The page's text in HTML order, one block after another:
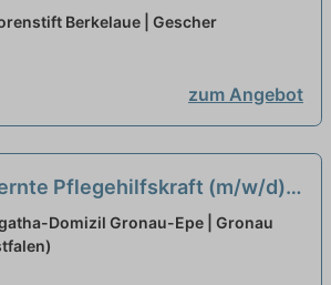
- Komm in unser
Berkelaue | Gescher
zum Angebot
Pflegehilfskraft (m/w/d) -
können Sie durchstarten! neu
Domizil Gronau-Epe | Gronau